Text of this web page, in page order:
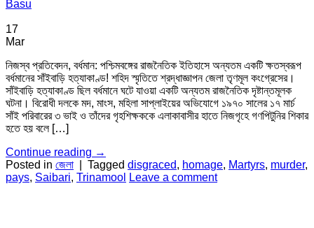
Basu
17
Mar
নিজস্ব প্রতিবেদন, বর্ধমান: পশ্চিমবঙ্গের রাজনৈতিক ইতিহাসে অন্যতম একটি ক্ষতস্বরূপ
বর্ধমানের সাঁইবাড়ি হত্যাকাণ্ড! শহিদ স্মৃতিতে শ্রদ্ধাজ্ঞাপন জেলা তৃণমূল কংগ্রেসের।
সাঁইবাড়ি হত্যাকাণ্ড ছিল বর্ধমানে ঘটে যাওয়া একটি অন্যতম রাজনৈতিক দৃষ্টান্তমূলক
ঘটনা। বিরোধী দলকে মদ, মাংস, মহিলা সাপ্লাইয়ের অভিযোগে ১৯৭০ সালের ১৭ মার্চ
সাঁই পরিবারের ৩ ভাই ও তাঁদের গৃহশিক্ষককে এলাকাবাসীর হাতে নিজগৃহে গণপিটুনির শিকার
হতে হয় বলে […]
Continue reading →
Posted in জেলা Tagged disgraced, homage, Martyrs, murder,
pays, Saibari, Trinamool Leave a comment